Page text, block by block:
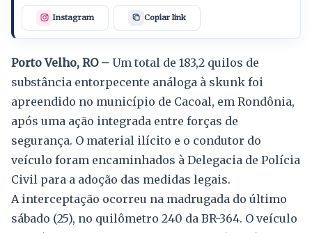
Instagram Copiar link
Porto Velho, RO – Um total de 183,2 quilos de
substância entorpecente análoga à skunk foi
apreendido no município de Cacoal, em Rondônia,
após uma ação integrada entre forças de
segurança. O material ilícito e o condutor do
veículo foram encaminhados à Delegacia de Polícia
Civil para a adoção das medidas legais.
A interceptação ocorreu na madrugada do último
sábado (25), no quilômetro 240 da BR-364. O veículo